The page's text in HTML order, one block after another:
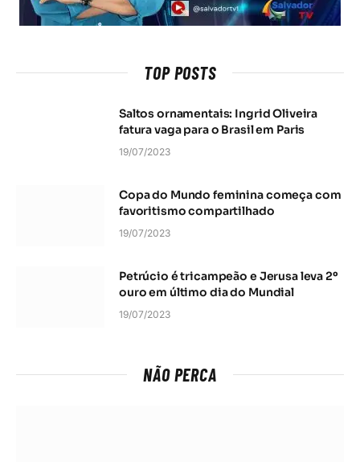
TOP POSTS
Saltos ornamentais: Ingrid Oliveira
fatura vaga para o Brasil em Paris
19/07/2023
Copa do Mundo feminina começa com
favoritismo compartilhado
19/07/2023
Petrúcio é tricampeão e Jerusa leva 2º
ouro em último dia do Mundial
19/07/2023
NÃO PERCA